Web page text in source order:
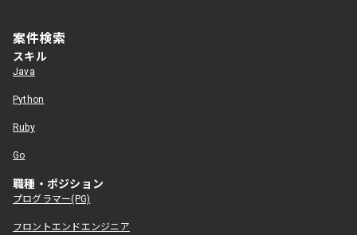
案件検索
スキル
Java
Python
Ruby
Go
職種・ポジション
プログラマー(PG)
フロントエンドエンジニア